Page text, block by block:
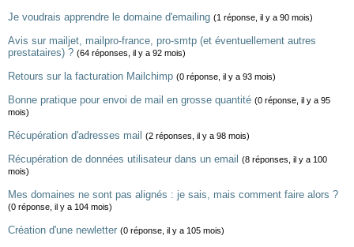
Je voudrais apprendre le domaine d'emailing (1 réponse, il y a 90 mois)
Avis sur mailjet, mailpro-france, pro-smtp (et éventuellement autres
prestataires) ? (64 réponses, il y a 92 mois)
Retours sur la facturation Mailchimp (0 réponse, il y a 93 mois)
Bonne pratique pour envoi de mail en grosse quantité (0 réponse, il y a 95
mois)
Récupération d'adresses mail (2 réponses, il y a 98 mois)
Récupération de données utilisateur dans un email
(8 réponses, il y a 100
mois)
Mes domaines ne sont pas alignés : je sais, mais comment faire alors ?
(0 réponse, il y a 104 mois)
Création d'une newletter (0 réponse, il y a 105 mois)